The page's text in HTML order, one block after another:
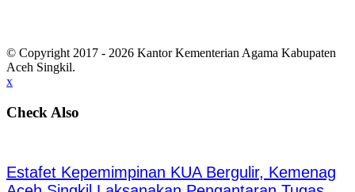
© Copyright 2017 - 2026 Kantor Kementerian Agama Kabupaten
Aceh Singkil.
x
Check Also
Estafet Kepemimpinan KUA Bergulir, Kemenag